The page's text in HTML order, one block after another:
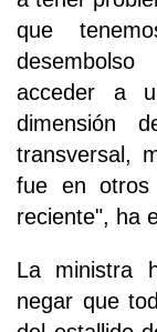
que
acceder a
dimensión
transversal,
fue en otros
reciente", ha
La ministra
negar que